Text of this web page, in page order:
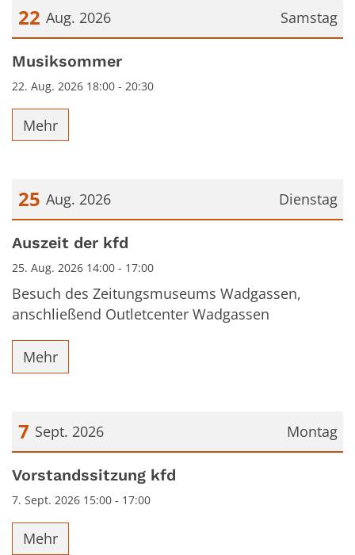
Samstag
22 Aug. 2026
Datum: 22. August 2026
Musiksommer
22. Aug. 2026 18:00 - 20:30
Mehr
Dienstag
25 Aug. 2026
Datum: 25. August 2026
Auszeit der kfd
25. Aug. 2026 14:00 - 17:00
Besuch des Zeitungsmuseums Wadgassen,
anschließend Outletcenter Wadgassen
Mehr
Montag
7 Sept. 2026
Datum: 7. September 2026
Vorstandssitzung kfd
7. Sept. 2026 15:00 - 17:00
Mehr